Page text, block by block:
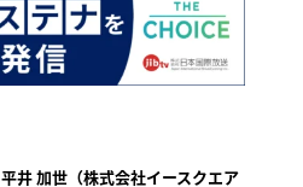
平井 加世（株式会社イースクエア